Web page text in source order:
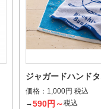
インクを気化させ繊
ジャガードハンド
価格： 1,000円 税込
→590円～税込